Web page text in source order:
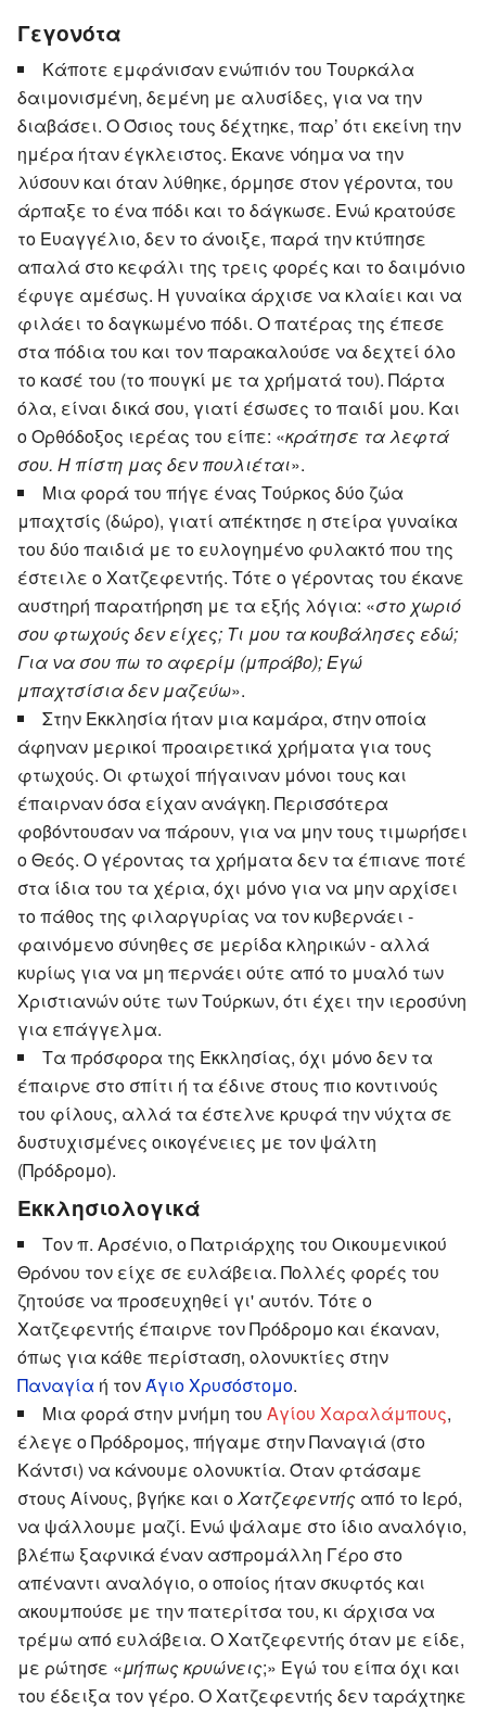
Γεγονότα
Κάποτε εμφάνισαν ενώπιόν του Τουρκάλα
δαιμονισμένη, δεμένη με αλυσίδες, για να την
διαβάσει. Ο Όσιος τους δέχτηκε, παρ’ ότι εκείνη την
ημέρα ήταν έγκλειστος. Έκανε νόημα να την
λύσουν και όταν λύθηκε, όρμησε στον γέροντα, του
άρπαξε το ένα πόδι και το δάγκωσε. Ενώ κρατούσε
το Ευαγγέλιο, δεν το άνοιξε, παρά την κτύπησε
απαλά στο κεφάλι της τρεις φορές και το δαιμόνιο
έφυγε αμέσως. Η γυναίκα άρχισε να κλαίει και να
φιλάει το δαγκωμένο πόδι. Ο πατέρας της έπεσε
στα πόδια του και τον παρακαλούσε να δεχτεί όλο
το κασέ του (το πουγκί με τα χρήματά του). Πάρτα
όλα, είναι δικά σου, γιατί έσωσες το παιδί μου. Και
ο Ορθόδοξος ιερέας του είπε: «κράτησε τα λεφτά
σου. Η πίστη μας δεν πουλιέται».
Μια φορά του πήγε ένας Τούρκος δύο ζώα
μπαχτσίς (δώρο), γιατί απέκτησε η στείρα γυναίκα
του δύο παιδιά με το ευλογημένο φυλακτό που της
έστειλε ο Χατζεφεντής. Τότε ο γέροντας του έκανε
αυστηρή παρατήρηση με τα εξής λόγια: «στο χωριό
σου φτωχούς δεν είχες; Τι μου τα κουβάλησες εδώ;
Για να σου πω το αφερίμ (μπράβο); Εγώ
μπαχτσίσια δεν μαζεύω».
Στην Εκκλησία ήταν μια καμάρα, στην οποία
άφηναν μερικοί προαιρετικά χρήματα για τους
φτωχούς. Οι φτωχοί πήγαιναν μόνοι τους και
έπαιρναν όσα είχαν ανάγκη. Περισσότερα
φοβόντουσαν να πάρουν, για να μην τους τιμωρήσει
ο Θεός. Ο γέροντας τα χρήματα δεν τα έπιανε ποτέ
στα ίδια του τα χέρια, όχι μόνο για να μην αρχίσει
το πάθος της φιλαργυρίας να τον κυβερνάει -
φαινόμενο σύνηθες σε μερίδα κληρικών - αλλά
κυρίως για να μη περνάει ούτε από το μυαλό των
Χριστιανών ούτε των Τούρκων, ότι έχει την ιεροσύνη
για επάγγελμα.
Τα πρόσφορα της Εκκλησίας, όχι μόνο δεν τα
έπαιρνε στο σπίτι ή τα έδινε στους πιο κοντινούς
του φίλους, αλλά τα έστελνε κρυφά την νύχτα σε
δυστυχισμένες οικογένειες με τον ψάλτη
(Πρόδρομο).
Εκκλησιολογικά
Τον π. Αρσένιο, ο Πατριάρχης του Οικουμενικού
Θρόνου τον είχε σε ευλάβεια. Πολλές φορές του
ζητούσε να προσευχηθεί γι' αυτόν. Τότε ο
Χατζεφεντής έπαιρνε τον Πρόδρομο και έκαναν,
όπως για κάθε περίσταση, ολονυκτίες στην
Παναγία ή τονΆγιο Χρυσόστομο.
Μια φορά στην μνήμη του Αγίου Χαραλάμπους,
έλεγε ο Πρόδρομος, πήγαμε στην Παναγιά (στο
Κάντσι) να κάνουμε ολονυκτία. Όταν φτάσαμε
στους Αίνους, βγήκε και οΧατζεφεντής από το Ιερό,
να ψάλλουμε μαζί. Ενώ ψάλαμε στο ίδιο αναλόγιο,
βλέπω ξαφνικά έναν ασπρομάλλη Γέρο στο
απέναντι αναλόγιο, ο οποίος ήταν σκυφτός και
ακουμπούσε με την πατερίτσα του, κι άρχισα να
τρέμω από ευλάβεια. Ο Χατζεφεντής όταν με είδε,
με ρώτησε «μήπως κρυώνεις;» Εγώ του είπα όχι και
του έδειξα τον γέρο. Ο Χατζεφεντής δεν ταράχτηκε